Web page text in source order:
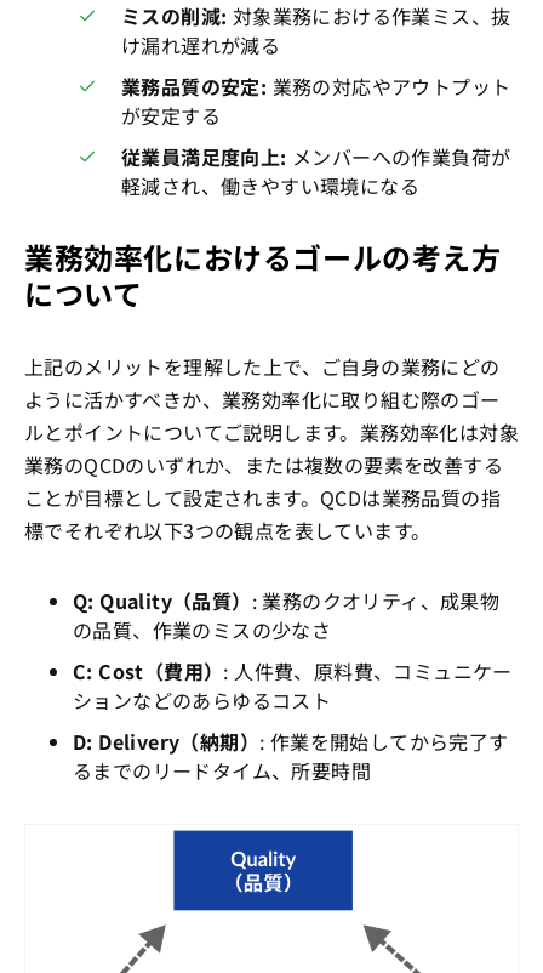
ミスの削減: 対象業務における作業ミス、抜
け漏れ遅れが減る
業務品質の安定: 業務の対応やアウトプット
が安定する
従業員満足度向上: メンバーへの作業負荷が
軽減され、働きやすい環境になる
業務効率化におけるゴールの考え方
について
上記のメリットを理解した上で、ご自身の業務にどの
ように活かすべきか、業務効率化に取り組む際のゴー
ルとポイントについてご説明します。業務効率化は対象
業務のQCDのいずれか、または複数の要素を改善する
ことが目標として設定されます。QCDは業務品質の指
標でそれぞれ以下3つの観点を表しています。
Q: Quality（品質） : 業務のクオリティ、成果物
の品質、作業のミスの少なさ
C: Cost（費用） : 人件費、原料費、コミュニケー
ションなどのあらゆるコスト
D: Delivery（納期） : 作業を開始してから完了す
るまでのリードタイム、所要時間